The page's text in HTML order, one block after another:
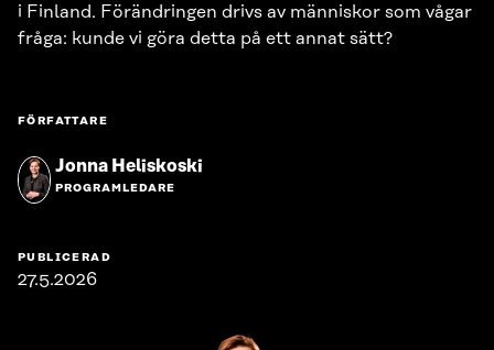
i Finland. Förändringen drivs av människor som vågar
fråga: kunde vi göra detta på ett annat sätt?
FÖRFATTARE
Jonna Heliskoski
PROGRAMLEDARE
PUBLICERAD
27.5.2026